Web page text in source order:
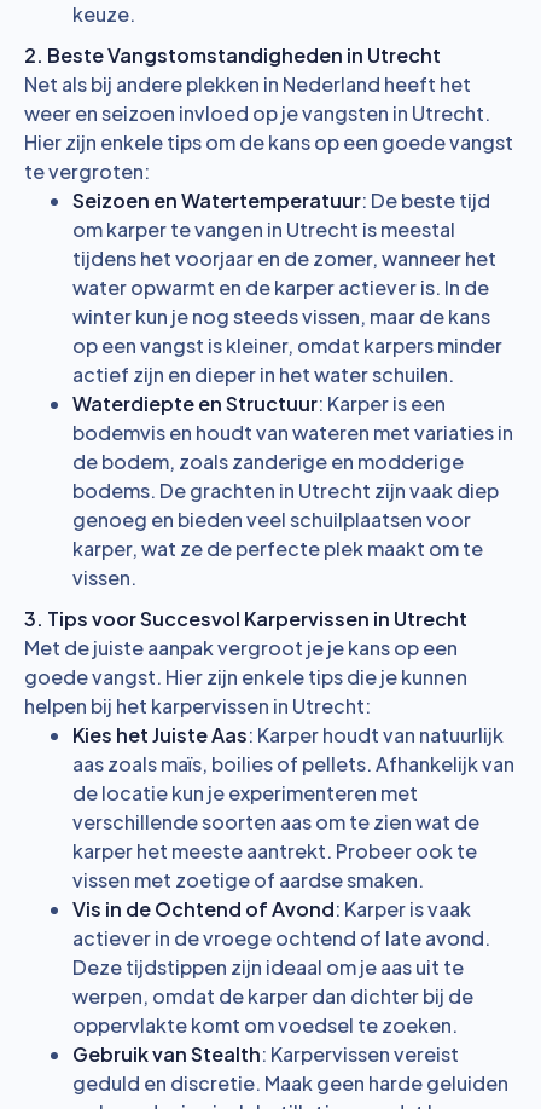
keuze.
2. Beste Vangstomstandigheden in Utrecht
Net als bij andere plekken in Nederland heeft het
weer en seizoen invloed op je vangsten in Utrecht.
Hier zijn enkele tips om de kans op een goede vangst
te vergroten:
Seizoen en Watertemperatuur: De beste tijd
om karper te vangen in Utrecht is meestal
tijdens het voorjaar en de zomer, wanneer het
water opwarmt en de karper actiever is. In de
winter kun je nog steeds vissen, maar de kans
op een vangst is kleiner, omdat karpers minder
actief zijn en dieper in het water schuilen.
Waterdiepte en Structuur: Karper is een
bodemvis en houdt van wateren met variaties in
de bodem, zoals zanderige en modderige
bodems. De grachten in Utrecht zijn vaak diep
genoeg en bieden veel schuilplaatsen voor
karper, wat ze de perfecte plek maakt om te
vissen.
3. Tips voor Succesvol Karpervissen in Utrecht
Met de juiste aanpak vergroot je je kans op een
goede vangst. Hier zijn enkele tips die je kunnen
helpen bij het karpervissen in Utrecht:
Kies het Juiste Aas: Karper houdt van natuurlijk
aas zoals maïs, boilies of pellets. Afhankelijk van
de locatie kun je experimenteren met
verschillende soorten aas om te zien wat de
karper het meeste aantrekt. Probeer ook te
vissen met zoetige of aardse smaken.
Vis in de Ochtend of Avond: Karper is vaak
actiever in de vroege ochtend of late avond.
Deze tijdstippen zijn ideaal om je aas uit te
werpen, omdat de karper dan dichter bij de
oppervlakte komt om voedsel te zoeken.
Gebruik van Stealth: Karpervissen vereist
geduld en discretie. Maak geen harde geluiden